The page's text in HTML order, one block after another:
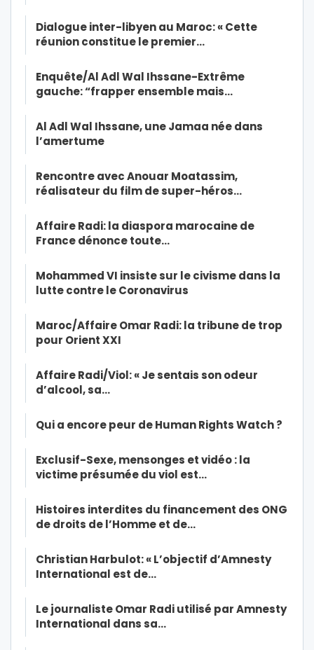
Dialogue inter-libyen au Maroc: « Cette
réunion constitue le premier…
Enquête/Al Adl Wal Ihssane-Extrême
gauche: “frapper ensemble mais…
Al Adl Wal Ihssane, une Jamaa née dans
l’amertume
Rencontre avec Anouar Moatassim,
réalisateur du film de super-héros…
Affaire Radi: la diaspora marocaine de
France dénonce toute…
Mohammed VI insiste sur le civisme dans la
lutte contre le Coronavirus
Maroc/Affaire Omar Radi: la tribune de trop
pour Orient XXI
Affaire Radi/Viol: « Je sentais son odeur
d’alcool, sa…
Qui a encore peur de Human Rights Watch ?
Exclusif-Sexe, mensonges et vidéo : la
victime présumée du viol est…
Histoires interdites du financement des ONG
de droits de l’Homme et de…
Christian Harbulot: « L’objectif d’Amnesty
International est de…
Le journaliste Omar Radi utilisé par Amnesty
International dans sa…